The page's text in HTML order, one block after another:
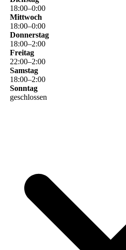
18:00–0:00
Mittwoch
18:00–0:00
Donnerstag
18:00–2:00
Freitag
22:00–2:00
Samstag
18:00–2:00
Sonntag
geschlossen